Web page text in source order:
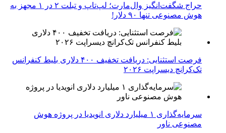
حراج شگفت‌انگیز وال‌مارت؛ لپ‌تاپ و تبلت ۲ در ۱ مجهز به
هوش مصنوعی تنها ۹۰ دلار!
فرصت استثنایی: دریافت تخفیف ۴۰۰ دلاری بلیط کنفرانس
تک‌کرانچ دیسراپت ۲۰۲۶
سرمایه‌گذاری ۱ میلیارد دلاری انویدیا در پروژه هوش
مصنوعی ناور